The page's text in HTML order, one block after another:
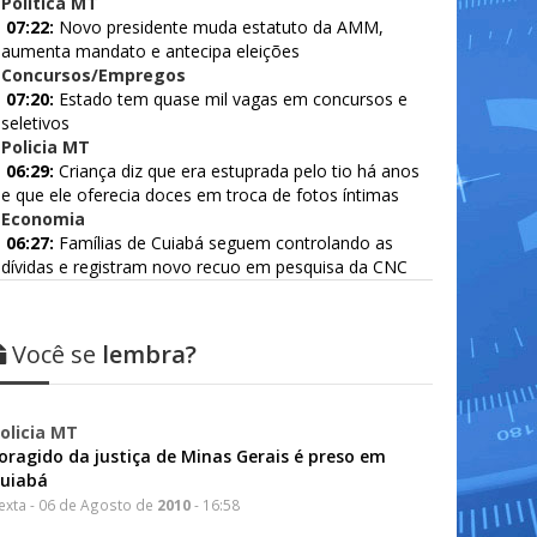
07:22: Novo presidente muda estatuto da AMM,
aumenta mandato e antecipa eleições
Concursos/Empregos
07:20: Estado tem quase mil vagas em concursos e
seletivos
Policia MT
06:29: Criança diz que era estuprada pelo tio há anos
e que ele oferecia doces em troca de fotos íntimas
Economia
06:27: Famílias de Cuiabá seguem controlando as
dívidas e registram novo recuo em pesquisa da CNC
Você se lembra?
MT
da justiça de Minas Gerais é preso em
- 06 de Agosto de 2010- 16:58